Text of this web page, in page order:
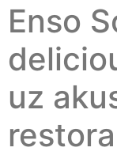
Enso
uz